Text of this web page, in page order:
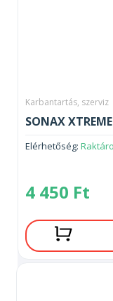
Karbantartás, szerviz
SONAX
Elérhetőség:
4 450 Ft